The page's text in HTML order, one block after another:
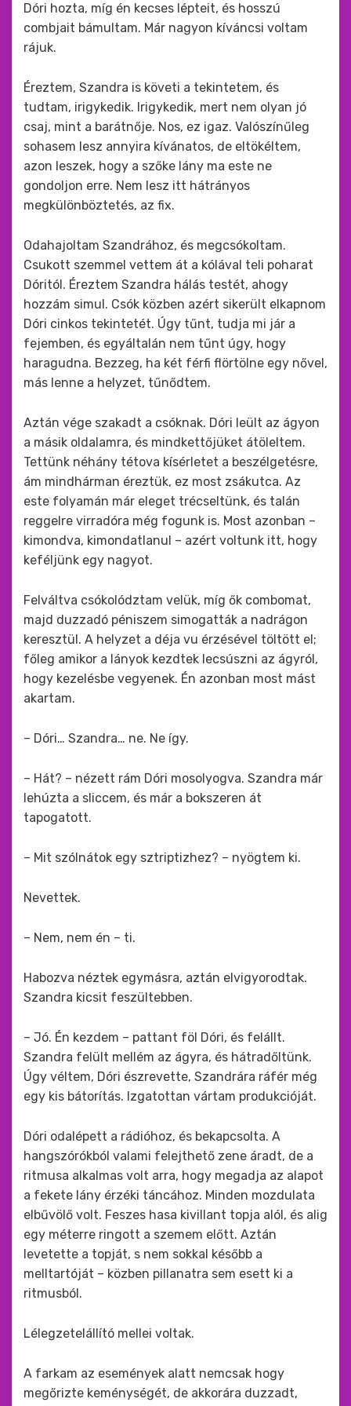
Dóri hozta, míg én kecses lépteit, és hosszú
combjait bámultam. Már nagyon kíváncsi voltam
rájuk.
Éreztem, Szandra is követi a tekintetem, és
tudtam, irigykedik. Irigykedik, mert nem olyan jó
csaj, mint a barátnője. Nos, ez igaz. Valószínűleg
sohasem lesz annyira kívánatos, de eltökéltem,
azon leszek, hogy a szőke lány ma este ne
gondoljon erre. Nem lesz itt hátrányos
megkülönböztetés, az fix.
Odahajoltam Szandrához, és megcsókoltam.
Csukott szemmel vettem át a kólával teli poharat
Dóritól. Éreztem Szandra hálás testét, ahogy
hozzám simul. Csók közben azért sikerült elkapnom
Dóri cinkos tekintetét. Úgy tűnt, tudja mi jár a
fejemben, és egyáltalán nem tűnt úgy, hogy
haragudna. Bezzeg, ha két férfi flörtölne egy nővel,
más lenne a helyzet, tűnődtem.
Aztán vége szakadt a csóknak. Dóri leült az ágyon
a másik oldalamra, és mindkettőjüket átöleltem.
Tettünk néhány tétova kísérletet a beszélgetésre,
ám mindhárman éreztük, ez most zsákutca. Az
este folyamán már eleget trécseltünk, és talán
reggelre virradóra még fogunk is. Most azonban –
kimondva, kimondatlanul – azért voltunk itt, hogy
keféljünk egy nagyot.
Felváltva csókolództam velük, míg ők combomat,
majd duzzadó péniszem simogatták a nadrágon
keresztül. A helyzet a déja vu érzésével töltött el;
főleg amikor a lányok kezdtek lecsúszni az ágyról,
hogy kezelésbe vegyenek. Én azonban most mást
akartam.
– Dóri… Szandra… ne. Ne így.
– Hát? – nézett rám Dóri mosolyogva. Szandra már
lehúzta a sliccem, és már a bokszeren át
tapogatott.
– Mit szólnátok egy sztriptizhez? – nyögtem ki.
Nevettek.
– Nem, nem én – ti.
Habozva néztek egymásra, aztán elvigyorodtak.
Szandra kicsit feszültebben.
– Jó. Én kezdem – pattant föl Dóri, és felállt.
Szandra felült mellém az ágyra, és hátradőltünk.
Úgy véltem, Dóri észrevette, Szandrára ráfér még
egy kis bátorítás. Izgatottan vártam produkcióját.
Dóri odalépett a rádióhoz, és bekapcsolta. A
hangszórókból valami felejthető zene áradt, de a
ritmusa alkalmas volt arra, hogy megadja az alapot
a fekete lány érzéki táncához. Minden mozdulata
elbűvölő volt. Feszes hasa kivillant topja alól, és alig
egy méterre ringott a szemem előtt. Aztán
levetette a topját, s nem sokkal később a
melltartóját – közben pillanatra sem esett ki a
ritmusból.
Lélegzetelállító mellei voltak.
A farkam az események alatt nemcsak hogy
megőrizte keménységét, de akkorára duzzadt,